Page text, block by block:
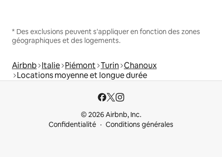
* Des exclusions peuvent s'appliquer en fonction des zones
géographiques et des logements.
Airbnb Italie Piémont Turin Chanoux
Locations moyenne et longue durée
© 2026 Airbnb, Inc.
Confidentialité
Conditions générales